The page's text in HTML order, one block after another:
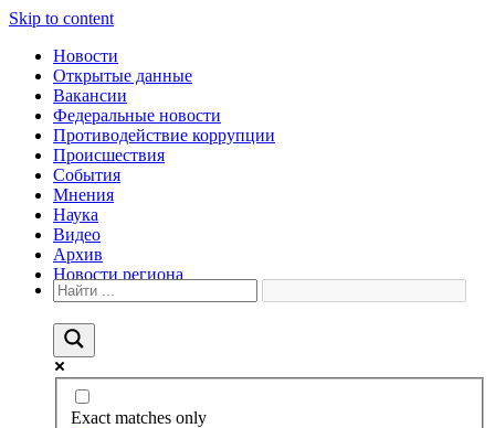
Skip to content
Новости
Открытые данные
Вакансии
Федеральные новости
Противодействие коррупции
Происшествия
События
Мнения
Наука
Видео
Архив
Новости региона
Exact matches only